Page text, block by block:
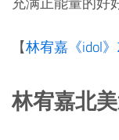
【林宥嘉《idol
林宥嘉北